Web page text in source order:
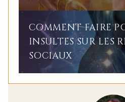
COMMENT FAIRE
INSULTES SUR LES
SOCIAUX